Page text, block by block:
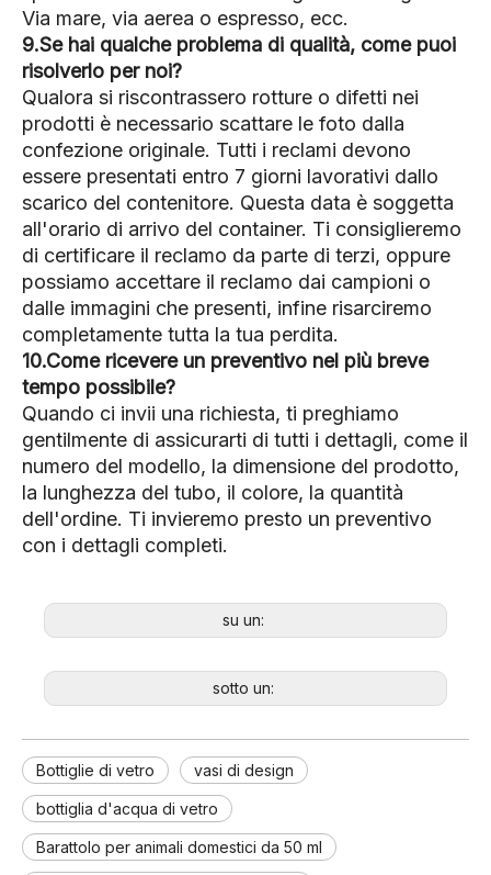
Via mare, via aerea o espresso, ecc.
9.Se hai qualche problema di qualità, come puoi
risolverlo per noi?
Qualora si riscontrassero rotture o difetti nei
prodotti è necessario scattare le foto dalla
confezione originale. Tutti i reclami devono
essere presentati entro 7 giorni lavorativi dallo
scarico del contenitore. Questa data è soggetta
all'orario di arrivo del container. Ti consiglieremo
di certificare il reclamo da parte di terzi, oppure
possiamo accettare il reclamo dai campioni o
dalle immagini che presenti, infine risarciremo
completamente tutta la tua perdita.
10.Come ricevere un preventivo nel più breve
tempo possibile?
Quando ci invii una richiesta, ti preghiamo
gentilmente di assicurarti di tutti i dettagli, come il
numero del modello, la dimensione del prodotto,
la lunghezza del tubo, il colore, la quantità
dell'ordine. Ti invieremo presto un preventivo
con i dettagli completi.
su un:
sotto un:
Bottiglie di vetro vasi di design
bottiglia d'acqua di vetro
Barattolo per animali domestici da 50 ml